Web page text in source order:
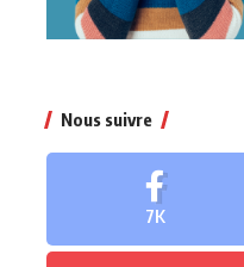
Nous suivre
7K